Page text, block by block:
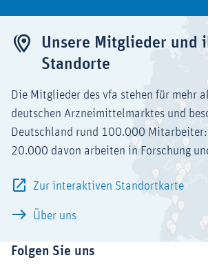
Unsere Mitglieder und
Standorte
Die Mitglieder des vfa stehen für mehr
deutschen Arzneimittelmarktes und
Deutschland rund 100.000
20.000 davon arbeiten in Forschung
Zur interaktiven Standortkarte
Über uns
Folgen Sie uns